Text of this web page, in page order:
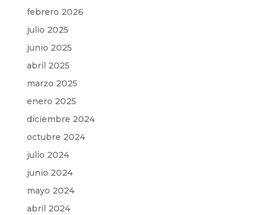
febrero 2026
julio 2025
junio 2025
abril 2025
marzo 2025
enero 2025
diciembre 2024
octubre 2024
julio 2024
junio 2024
mayo 2024
abril 2024